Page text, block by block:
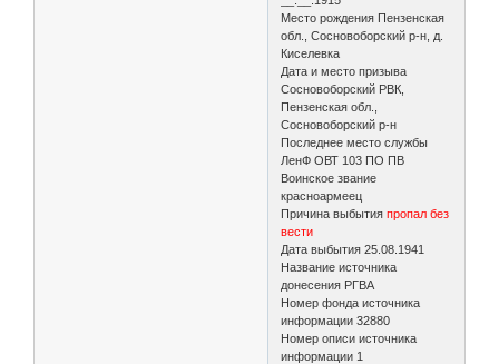
Место рождения Пензенская
обл., Сосновоборский р-н, д.
Киселевка
Дата и место призыва
Сосновоборский РВК,
Пензенская обл.,
Сосновоборский р-н
Последнее место службы
ЛенФ ОВТ 103 ПО ПВ
Воинское звание
красноармеец
Причина выбытияпропал без
вести
Дата выбытия 25.08.1941
Название источника
донесения РГВА
Номер фонда источника
информации 32880
Номер описи источника
информации 1